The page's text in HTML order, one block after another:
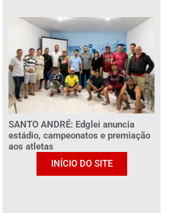
SANTO ANDRÉ: Edglei anuncia
estádio, campeonatos e premiação
aos atletas
INÍCIO DO SITE